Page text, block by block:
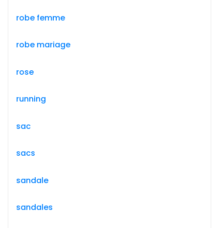
robe femme
robe mariage
rose
running
sac
sacs
sandale
sandales